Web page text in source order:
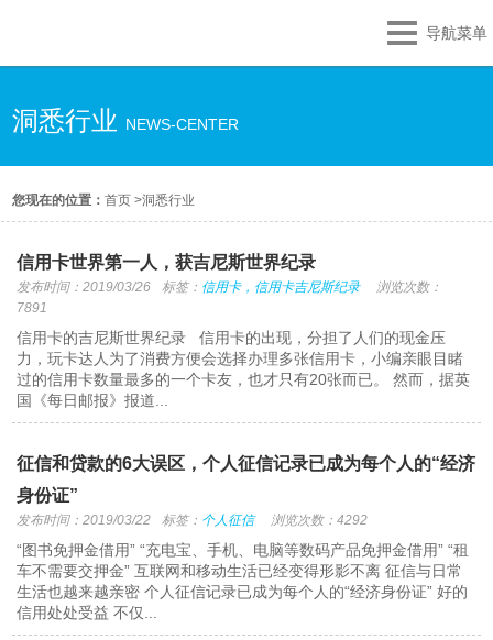
导航菜单
洞悉行业 NEWS-CENTER
您现在的位置：首页 >洞悉行业
信用卡世界第一人，获吉尼斯世界纪录
发布时间：2019/03/26 标签： 信用卡，信用卡吉尼斯纪录
浏览次数：
7891
信用卡的吉尼斯世界纪录 信用卡的出现，分担了人们的现金压
力，玩卡达人为了消费方便会选择办理多张信用卡，小编亲眼目睹
过的信用卡数量最多的一个卡友，也才只有20张而已。 然而，据英
国《每日邮报》报道...
征信和贷款的6大误区，个人征信记录已成为每个人的“经济
身份证”
发布时间：2019/03/22 标签： 个人征信 浏览次数：4292
“图书免押金借用” “充电宝、手机、电脑等数码产品免押金借用” “租
车不需要交押金” 互联网和移动生活已经变得形影不离 征信与日常
生活也越来越亲密 个人征信记录已成为每个人的“经济身份证” 好的
信用处处受益 不仅...